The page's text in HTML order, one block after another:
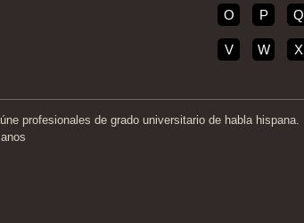
O P Q
V W X
profesionales de grado universitario de habla hispana.